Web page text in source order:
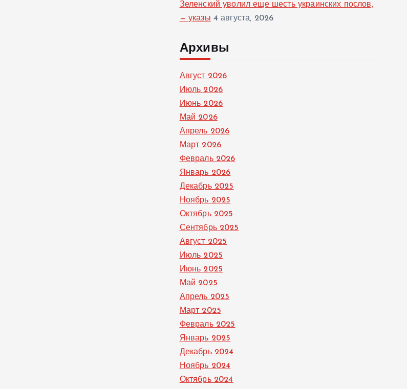
Зеленский уволил еще шесть украинских послов,
— указы 4 августа, 2026
Архивы
Август 2026
Июль 2026
Июнь 2026
Май 2026
Апрель 2026
Март 2026
Февраль 2026
Январь 2026
Декабрь 2025
Ноябрь 2025
Октябрь 2025
Сентябрь 2025
Август 2025
Июль 2025
Июнь 2025
Май 2025
Апрель 2025
Март 2025
Февраль 2025
Январь 2025
Декабрь 2024
Ноябрь 2024
Октябрь 2024